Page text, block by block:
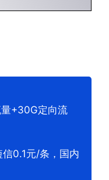
+30G定向流
0.1元/条，国内